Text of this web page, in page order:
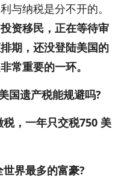
与纳税是分不开的。
资移民，正在等待审
期，还没登陆美国的
常重要的一环。
遗产税能规避吗?
，一年只交税750 美
界最多的富豪?